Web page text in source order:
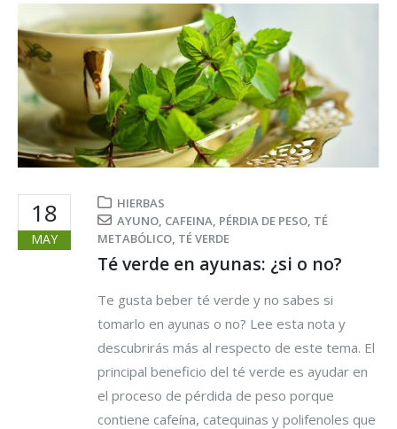
18
MAY
HIERBAS
AYUNO, CAFEINA, PÉRDIA DE PESO, TÉ
METABÓLICO, TÉ VERDE
Té verde en ayunas: ¿si o no?
Te gusta beber té verde y no sabes si
tomarlo en ayunas o no? Lee esta nota y
descubrirás más al respecto de este tema. El
principal beneficio del té verde es ayudar en
el proceso de pérdida de peso porque
contiene cafeína, catequinas y polifenoles que